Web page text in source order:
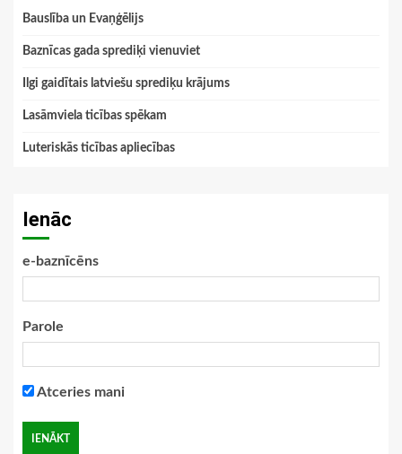
Bauslība un Evaņģēlijs
Baznīcas gada sprediķi vienuviet
Ilgi gaidītais latviešu sprediķu krājums
Lasāmviela ticības spēkam
Luteriskās ticības apliecības
Ienāc
e-baznīcēns
Parole
Atceries mani